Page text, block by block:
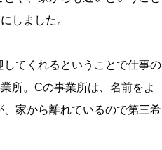
しました。
てくれるということで仕事の
所。Cの事業所は、名前をよ
家から離れているので第三希